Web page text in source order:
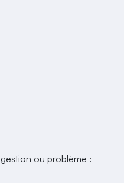
ou problème :